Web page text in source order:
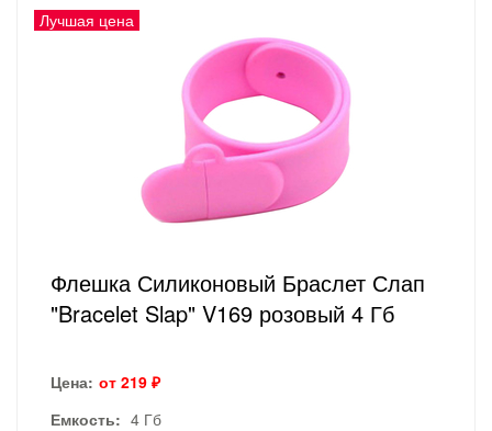
Лучшая цена
Флешка Силиконовый Браслет Слап
"Bracelet Slap" V169 розовый 4 Гб
Цена: от 219 ₽
Емкость: 4 Гб